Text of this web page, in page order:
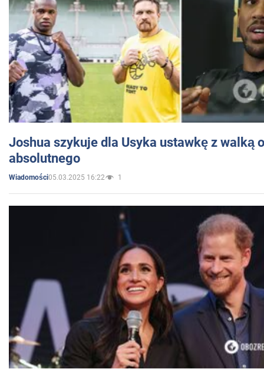
Joshua szykuje dla Usyka ustawkę z walką
absolutnego
Wiadomości05.03.2025 16:22 1